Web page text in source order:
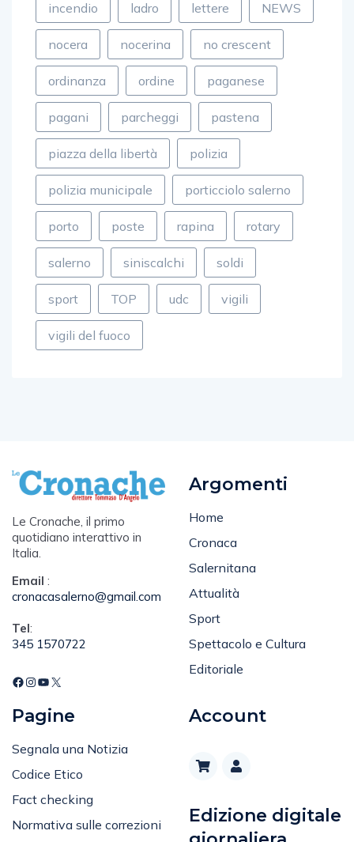
nocera nocerina no crescent
ordinanza ordine paganese
pagani parcheggi pastena
piazza della libertà polizia
polizia municipale porticciolo salerno
porto poste rapina rotary
salerno siniscalchi soldi
sport TOP udc vigili
vigili del fuoco
Le Cronache, il primo
quotidiano interattivo in
Italia.
cronacasalerno@gmail.com
345 1570722
Cronaca
Salernitana
Attualità
Sport
Spettacolo e Cultura
Editoriale
Codice Etico
Fact checking
Normativa sulle correzioni
Pubblicità su Cronache
giornaliera